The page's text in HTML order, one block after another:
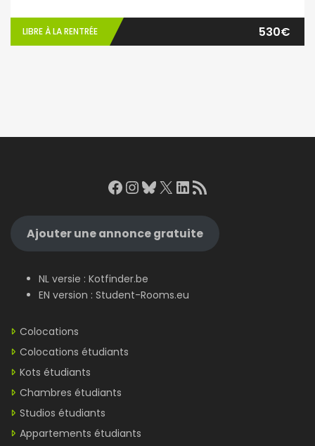
LIBRE À LA RENTRÉE 530€
Facebook
Instagram
Bluesky
X LinkedIn
RSS Feed
Ajouter une annonce gratuite
NL versie : Kotfinder.be
EN version : Student-Rooms.eu
Colocations
Colocations étudiants
Kots étudiants
Chambres étudiants
Studios étudiants
Appartements étudiants